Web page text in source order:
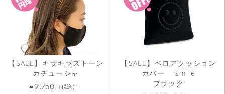
【SALE】キラキラストーン
カチューシャ
¥2,750 （税込）
【SALE】ベロアクッション
カバー smile
ブラック